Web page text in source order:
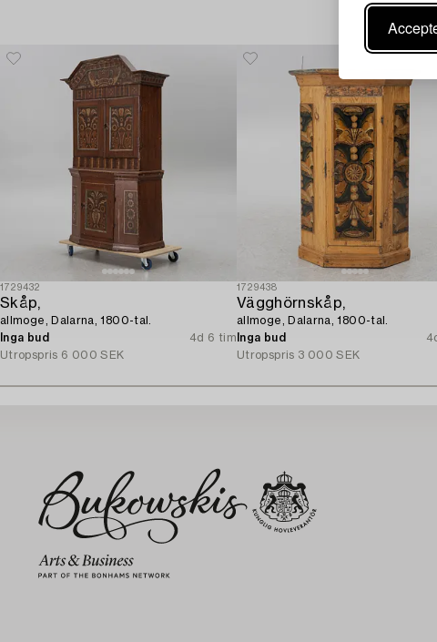
1729432
Skåp,
allmoge, Dalarna, 1800-tal.
Inga bud
4d 6 tim
Utropspris 6 000 SEK
1729438
Vägghörnskåp,
allmoge, Dalarna, 1800-tal.
Inga bud
Utropspris 3 000 SEK